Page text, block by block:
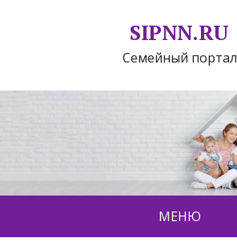
SIPNN.RU
Семейный портал
МЕНЮ